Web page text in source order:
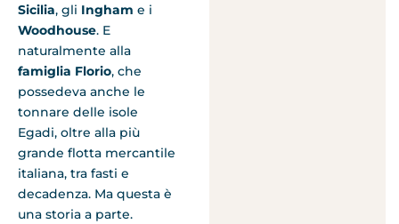
Sicilia, gli Ingham e i
Woodhouse. E
naturalmente alla
famiglia Florio, che
possedeva anche le
tonnare delle isole
Egadi, oltre alla più
grande flotta mercantile
italiana, tra fasti e
decadenza. Ma questa è
una storia a parte.